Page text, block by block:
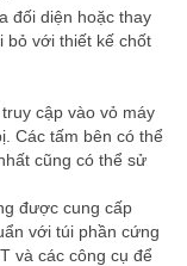
đối diện hoặc thay
bỏ với thiết kế chốt
cập vào vỏ máy
Các tấm bên có thể
cũng có thể sử
được cung cấp
với túi phần cứng
và các công cụ để